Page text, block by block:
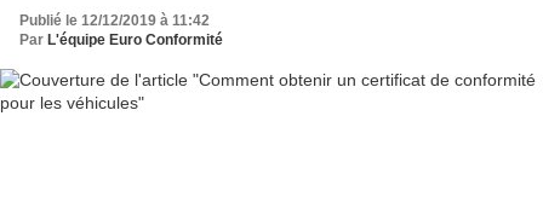
Publié le 12/12/2019 à 11:42
Par L'équipe Euro Conformité